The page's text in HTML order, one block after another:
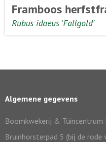
Framboos
Rubus idaeus 'Fallgold'
Algemene gegevens
Boomkwekerij & Tuincentrum
Bruinhorsterpad 5 (bij de rode